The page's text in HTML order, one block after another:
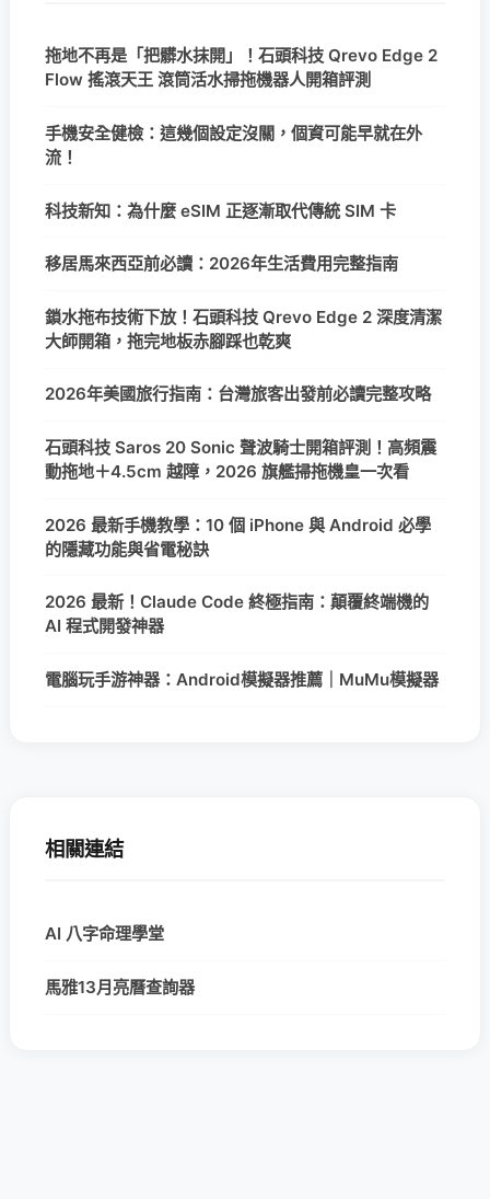
拖地不再是「把髒水抹開」！石頭科技 Qrevo Edge 2
Flow 搖滾天王 滾筒活水掃拖機器人開箱評測
手機安全健檢：這幾個設定沒關，個資可能早就在外
流！
科技新知：為什麼 eSIM 正逐漸取代傳統 SIM 卡
移居馬來西亞前必讀：2026年生活費用完整指南
鎖水拖布技術下放！石頭科技 Qrevo Edge 2 深度清潔
大師開箱，拖完地板赤腳踩也乾爽
2026年美國旅行指南：台灣旅客出發前必讀完整攻略
石頭科技 Saros 20 Sonic 聲波騎士開箱評測！高頻震
動拖地＋4.5cm 越障，2026 旗艦掃拖機皇一次看
2026 最新手機教學：10 個 iPhone 與 Android 必學
的隱藏功能與省電秘訣
2026 最新！Claude Code 終極指南：顛覆終端機的
AI 程式開發神器
電腦玩手游神器：Android模擬器推薦｜MuMu模擬器
相關連結
AI 八字命理學堂
馬雅13月亮曆查詢器